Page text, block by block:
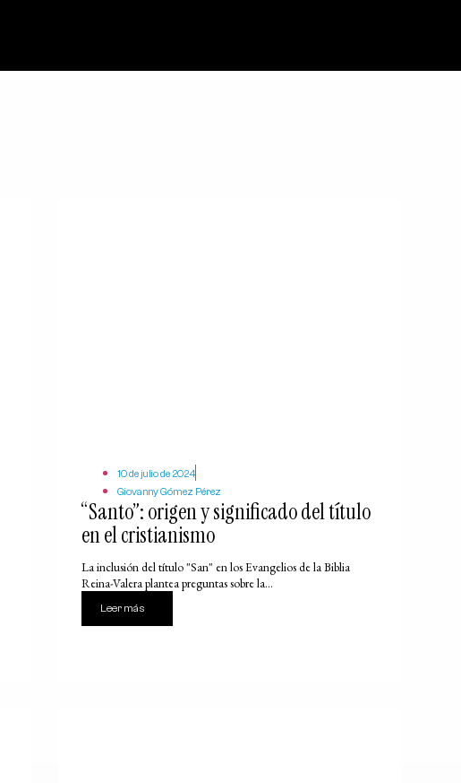
10 de julio de 2024
Giovanny Gómez Pérez
“Santo”: origen y significado del título
en el cristianismo
La inclusión del título "San" en los Evangelios de la Biblia
Reina-Valera plantea preguntas sobre la...
Leer más